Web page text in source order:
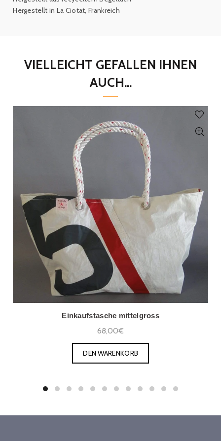
Hergestellt in La Ciotat, Frankreich
VIELLEICHT GEFALLEN IHNEN
AUCH...
Einkaufstasche mittelgross
68,00€
DEN WARENKORB